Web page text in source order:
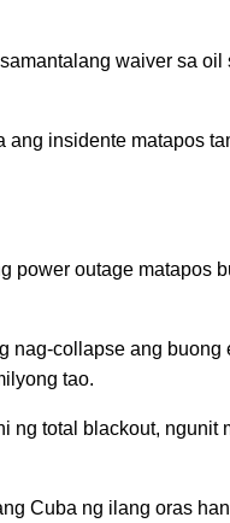
waiver sa oil
insidente matapos
power outage matapos
nag-collapse ang
tao.
ng total blackout, ngunit
Cuba ng ilang oras